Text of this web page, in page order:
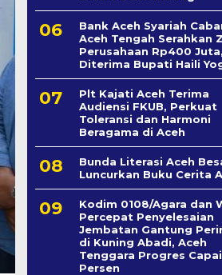
Bank Aceh Syariah
Aceh Tengah Serahkan
Perusahaan Rp400 Juta,
Diterima Bupati Haili
Plt Kajati Aceh Terima
Audiensi FKUB, Perkuat
Toleransi dan Harmoni
Beragama di Aceh
Bunda Literasi Aceh
Luncurkan Buku Cerita
Kodim 0108/Agara dan
Percepat Penyelesaian
Jembatan Gantung
di Kuning Abadi, Aceh
Tenggara Progres Capai
Persen